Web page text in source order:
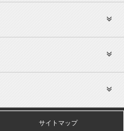
サイトマップ